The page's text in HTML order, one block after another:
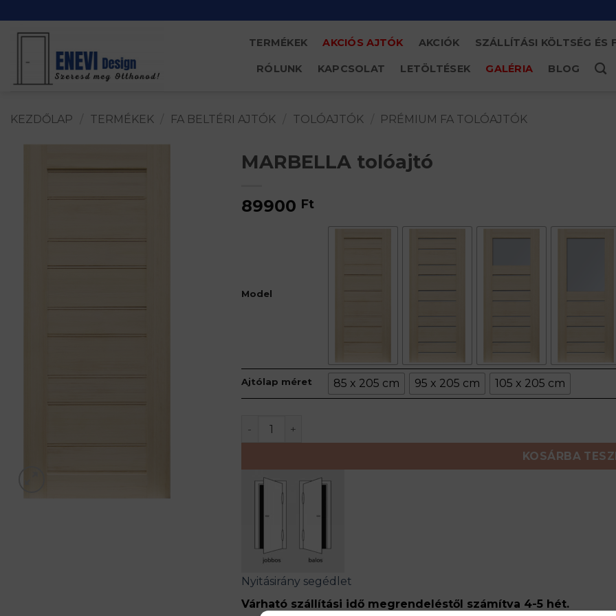
to
TERMÉKEK AKCIÓS AJTÓK AKCIÓK SZÁLLÍTÁSI KÖLTSÉG ÉS
RÓLUNK KAPCSOLAT LETÖLTÉSEK GALÉRIA BLOG
KEZDŐLAP TERMÉKEK FA BELTÉRI AJTÓK TOLÓAJTÓK PRÉMIUM FA TOLÓAJTÓK
MARBELLA tolóajtó
89900 Ft
Model
Ajtólap méret 85 x 205 cm 95 x 205 cm 105 x 205 cm
MARBELLA tolóajtó mennyiség
KOSÁRBA
Nyitásirány segédlet
Várható szállítási idő megrendeléstől számítva 4-5 hét.